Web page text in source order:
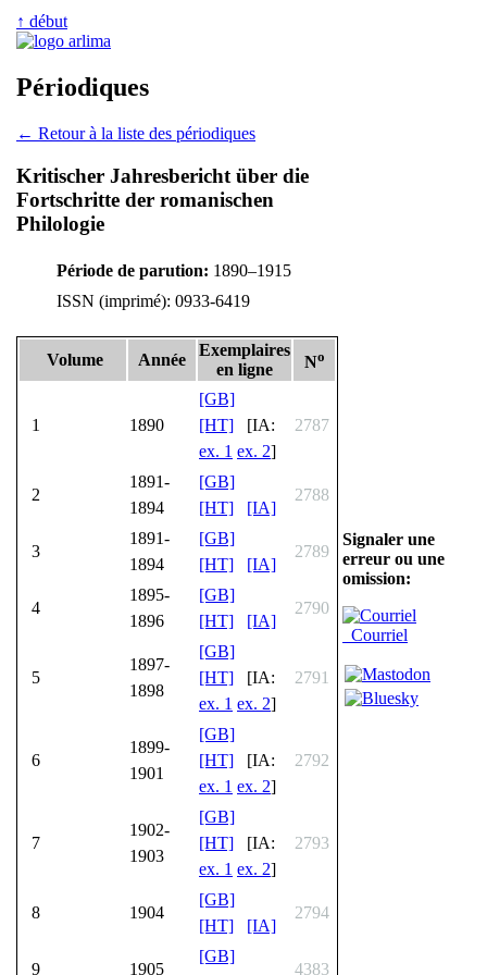
↑ début
Périodiques
← Retour à la liste des périodiques
Kritischer Jahresbericht über die
Fortschritte der romanischen
Philologie
Période de parution: 1890–1915
ISSN (imprimé): 0933-6419
Volume Année
Exemplaires
en ligne
No
1 1890
[GB]
[HT] [IA:
ex. 1 ex. 2]
2787
2
1891-
1894
[GB]
[HT]
[IA]
2788
3
1891-
1894
[GB]
[HT]
[IA]
2789
4
1895-
1896
[GB]
[HT]
[IA]
2790
5
1897-
1898
[GB]
[HT] [IA:
ex. 1 ex. 2]
2791
6
1899-
1901
[GB]
[HT] [IA:
ex. 1 ex. 2]
2792
7
1902-
1903
[GB]
[HT] [IA:
ex. 1 ex. 2]
2793
8 1904
[GB]
[HT]
[IA]
2794
9 1905
[GB]
4383
Signaler une
erreur ou une
omission:
Courriel